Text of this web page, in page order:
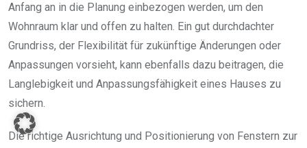
Anfang an in die Planung einbezogen werden, um den
Wohnraum klar und offen zu halten. Ein gut durchdachter
Grundriss, der Flexibilität für zukünftige Änderungen oder
Anpassungen vorsieht, kann ebenfalls dazu beitragen, die
Langlebigkeit und Anpassungsfähigkeit eines Hauses zu
sichern.
Die richtige Ausrichtung und Positionierung von Fenstern zur